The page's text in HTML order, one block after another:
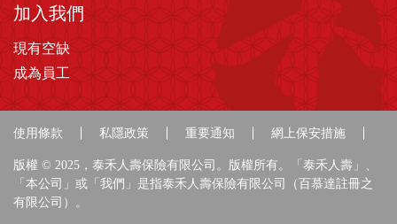
加入我們
現有空缺
成為員工
使用條款 私隱政策 重要通知 網上保安措施
版權 © 2025，泰禾人壽保險有限公司。版權所有。「泰禾人壽」、
「本公司」或「我們」是指泰禾人壽保險有限公司（百慕達註冊之
有限公司）。